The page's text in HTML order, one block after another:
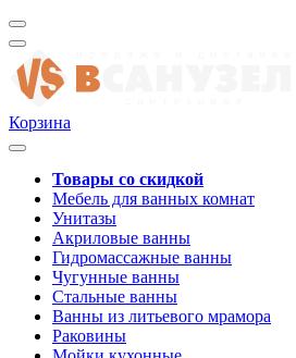
Корзина
Товары со скидкой
Мебель для ванных комнат
Унитазы
Акриловые ванны
Гидромассажные ванны
Чугунные ванны
Стальные ванны
Ванны из литьевого мрамора
Раковины